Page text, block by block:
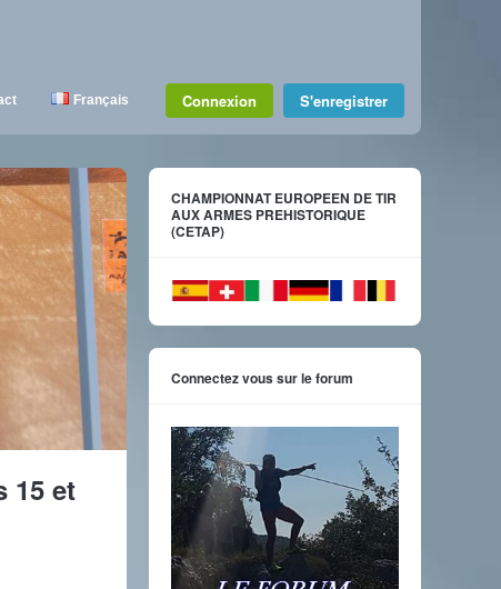
Français Connexion S'enregistrer
15 et
CHAMPIONNAT EUROPEEN DE TIR
AUX ARMES PREHISTORIQUE
(CETAP)
Connectez vous sur le forum